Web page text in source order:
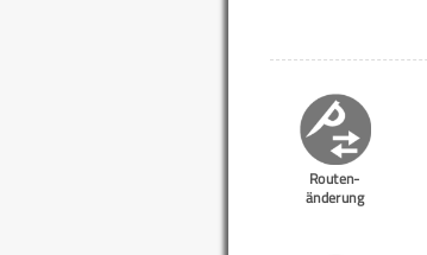
Routen-
änderung